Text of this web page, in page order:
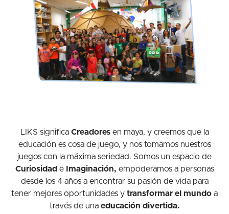
LIKS significa Creadoresen maya, y creemos que la
educación es cosa de juego, y nos tomamos nuestros
juegos con la máxima seriedad. Somos un espacio de
Curiosidad e Imaginación, empoderamos a personas
desde los 4 años a encontrar su pasión de vida para
tener mejores oportunidades y transformar el mundo a
través de una educación divertida.